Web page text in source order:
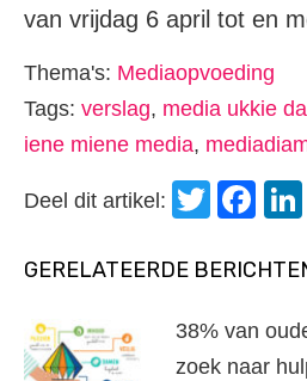
van vrijdag 6 april tot en
Thema's: Mediaopvoeding
Tags: verslag, media ukkie
iene miene media,
Deel dit artikel:
GERELATEERDE
38% van
zoek naar